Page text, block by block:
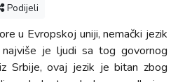
Podijeli
u Evropskoj uniji, nemački jezik
je ljudi sa tog govornog
Srbije, ovaj jezik je bitan zbog